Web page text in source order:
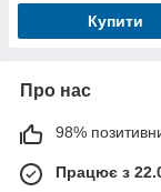
Купити
Про нас
98%
Працює з